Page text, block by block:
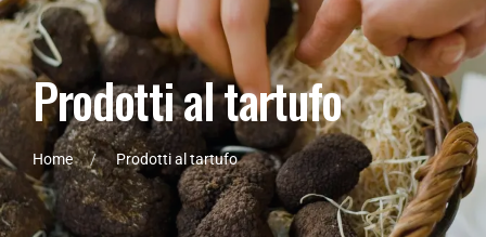
Prodottialtartufo
Home Prodotti al tartufo